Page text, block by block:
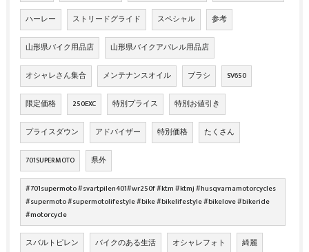
ハーレー ストリードグライド スペシャル 参考
山形県バイク用品店 山形県バイクアパレル用品店
オシャレさん集合 メンテナンスオイル ブラシ SV650
限定価格 250EXC 特別プライス 特別お値引き
プライスダウン アドバイザー 特別価格 たくさん
701SUPERMOTO 県外
#701supermoto #svartpilen401#wr250f #ktm #ktmj #husqvarnamotorcycles
#supermoto #supermotolifestyle #bike #bikelifestyle #bikelove #bikeride
#motorcycle
スバルトピレン バイクのある生活 オシャレフォト 綺麗